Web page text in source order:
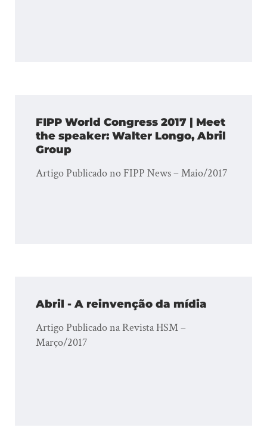
FIPP World Congress 2017 | Meet
the speaker: Walter Longo, Abril
Group
Artigo Publicado no FIPP News – Maio/2017
Abril - A reinvenção da mídia
Artigo Publicado na Revista HSM –
Março/2017